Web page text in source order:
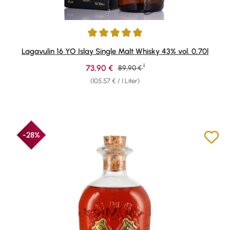
Durchschnittliche Bewertung von 4.95 von 5 Sternen
Lagavulin 16 YO Islay Single Malt Whisky 43% vol. 0,70l
(105,57 € / 1 Liter)
Verkaufspreis:
73,90 € Regulärer Preis:
89,90 € 1
-28%